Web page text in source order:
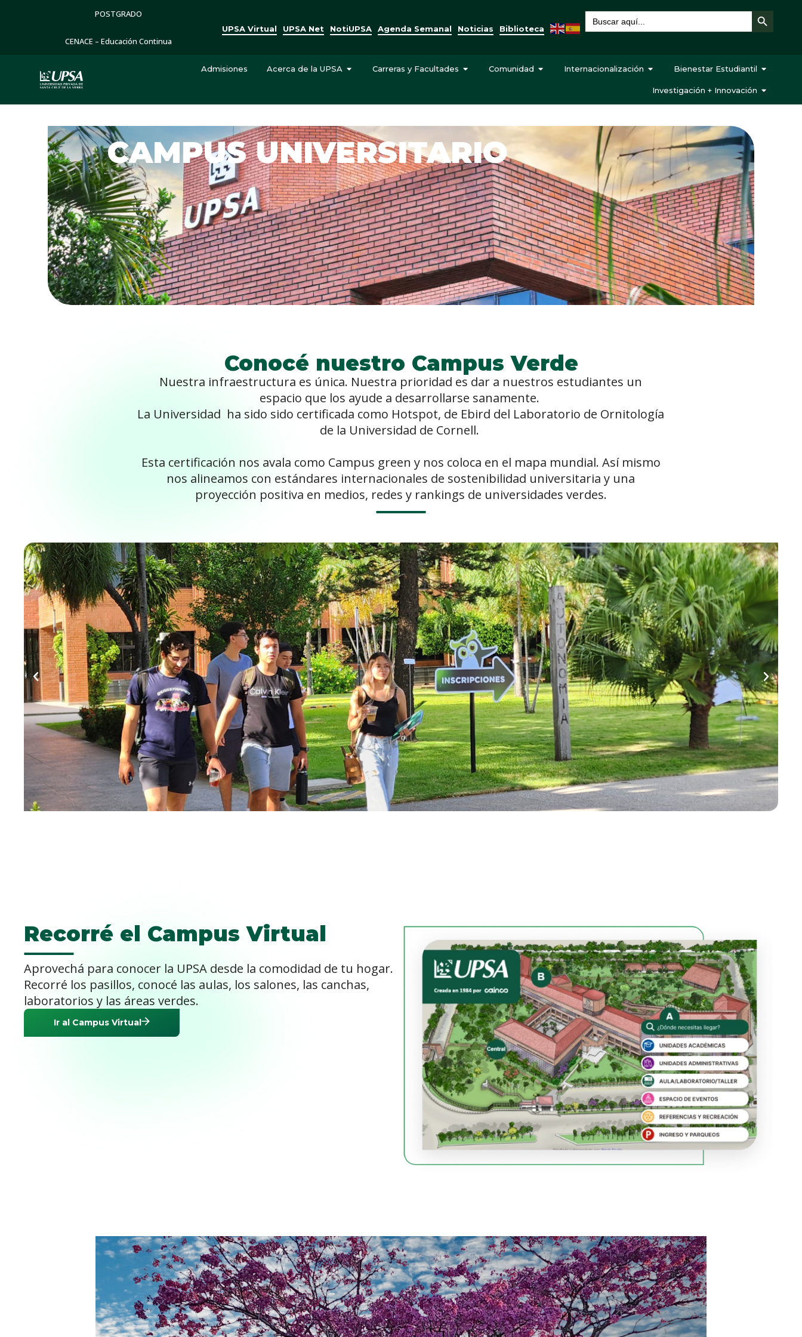
POSTGRADO
CENACE – Educación Continua
UPSA Virtual UPSA Net NotiUPSA Agenda Semanal Noticias Biblioteca
Buscar: Botón de búsqueda
Admisiones Acerca de la UPSA Carreras y Facultades Comunidad Internacionalización Bienestar Estudiantil
Investigación + Innovación
CAMPUS UNIVERSITARIO
Conocé nuestro Campus Verde
Nuestra infraestructura es única. Nuestra prioridad es dar a nuestros estudiantes un
espacio que los ayude a desarrollarse sanamente.
La Universidad ha sido sido certificada como Hotspot, de Ebird del Laboratorio de Ornitología
de la Universidad de Cornell.
Esta certificación nos avala como Campus green y nos coloca en el mapa mundial. Así mismo
nos alineamos con estándares internacionales de sostenibilidad universitaria y una
proyección positiva en medios, redes y rankings de universidades verdes.
Recorré el Campus Virtual
Aprovechá para conocer la UPSA desde la comodidad de tu hogar.
Recorré los pasillos, conocé las aulas, los salones, las canchas,
laboratorios y las áreas verdes.
Ir al Campus Virtual